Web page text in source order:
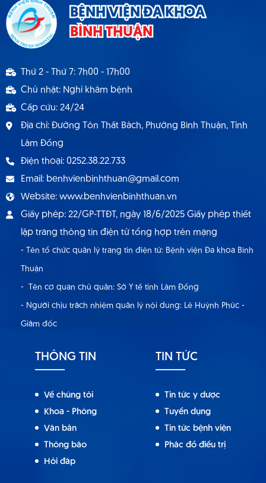
BỆNH VIỆN ĐA KHOA
BÌNH THUẬN
Thứ 2 - Thứ 7: 7h00 - 17h00
Chủ nhật: Nghỉ khám bệnh
Cấp cứu: 24/24
Địa chỉ: Đường Tôn Thất Bách, Phường Bình Thuận, Tỉnh
Lâm Đồng
Điện thoại: 0252.38.22.733
Email: benhvienbinhthuan@gmail.com
Website: www.benhvienbinhthuan.vn
Giấy phép: 22/GP-TTĐT, ngày 18/6/2025 Giấy phép thiết
lập trang thông tin điện tử tổng hợp trên mạng
- Tên tổ chức quản lý trang tin điện tử: Bệnh viện Đa khoa Bình
Thuận
- Tên cơ quan chủ quản: Sở Y tế tỉnh Lâm Đồng
- Người chịu trách nhiệm quản lý nội dung: Lê Huỳnh Phúc -
Giám đốc
THÔNG TIN
Về chúng tôi
Khoa - Phòng
Văn bản
Thông báo
Hỏi đáp
TIN TỨC
Tin tức y dược
Tuyển dụng
Tin tức bệnh viện
Phác đồ điều trị